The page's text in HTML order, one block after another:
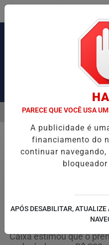
Pesquisar Notícia
CONGESTIONAMENTO DE
EM ALTA
Sorteio
Mega-Sena será em
Caixa estimou que o
PARECE QUE VOCÊ USA
A publicidade é
financiamento do
continuar
APÓS DESABILITAR,